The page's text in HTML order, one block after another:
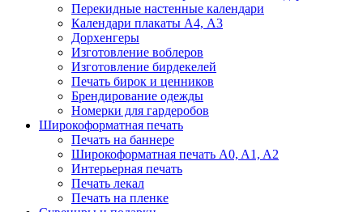
Перекидные настенные календари
Календари плакаты А4, А3
Дорхенгеры
Изготовление воблеров
Изготовление бирдекелей
Печать бирок и ценников
Брендирование одежды
Номерки для гардеробов
Широкоформатная печать
Печать на баннере
Широкоформатная печать A0, A1, A2
Интерьерная печать
Печать лекал
Печать на пленке